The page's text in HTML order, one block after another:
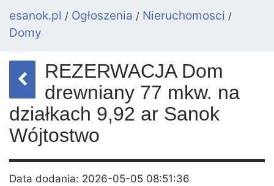
esanok.pl / Ogłoszenia / Nieruchomosci /
Domy
REZERWACJA Dom
drewniany 77 mkw. na
działkach 9,92 ar Sanok
Wójtostwo
Data dodania: 2026-05-05 08:51:36